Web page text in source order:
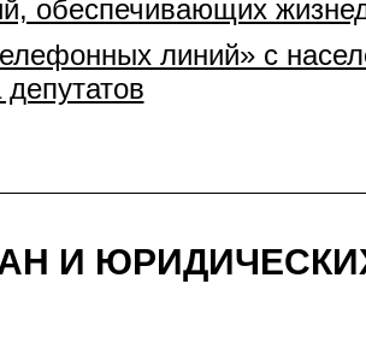
обеспечивающих
линий» с
И